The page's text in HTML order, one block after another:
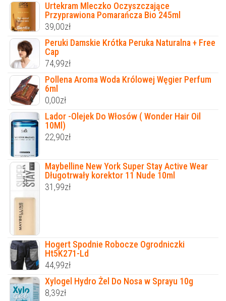
Urtekram Mleczko Oczyszczające
Przyprawiona Pomarańcza Bio 245ml
39,00zł
Peruki Damskie Krótka Peruka Naturalna + Free
Cap
74,99zł
Pollena Aroma Woda Królowej Węgier Perfum
6ml
0,00zł
Lador -Olejek Do Włosów ( Wonder Hair Oil
10Ml)
22,90zł
Maybelline New York Super Stay Active Wear
Długotrwały korektor 11 Nude 10ml
31,99zł
Hogert Spodnie Robocze Ogrodniczki
Ht5K271-Ld
44,99zł
Xylogel Hydro Żel Do Nosa w Sprayu 10g
8,39zł